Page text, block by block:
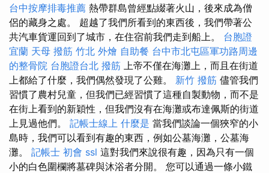
台中按摩排毒推薦 熱帶群島曾經點綴著火山，後來成為僧
侶的藏身之處。 超越了我們所看到的東西後，我們帶著公
共汽車貨運回到了城市，在住宿前我們走到船上。 台胞證
宜蘭 天母 撥筋 竹北 外燴 自助餐 台中市北屯區軍功路周邊
的整骨院 台胞證台北 撥筋 上帝不僅在海灘上，而且在街道
上都給了什麼，我們偶然發現了公雞。 新竹 撥筋 儘管我們
習慣了農村兒童，但我們已經習慣了這種自製動物，而不是
在街上看到的新穎性，但我們沒有在海灘或布達佩斯的街道
上見過他們。 記帳士線上 什麼是 當我們談論一個狹窄的小
島時，我們可以看到有趣的東西，例如公墓海灘，公墓海
灘。 記帳士 初會 ssl 這對我們來說很有趣，因為只有一個
小的白色圍欄將墓碑與沐浴者分開。 您可以通過一條小鐵